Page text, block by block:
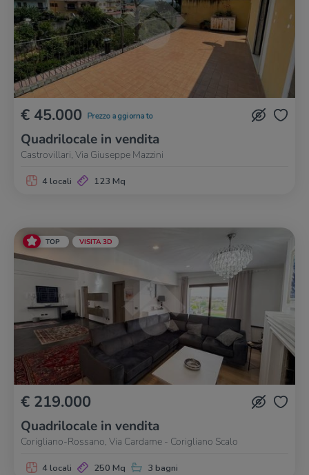
€ 45.000 Prezzo aggiornato
Quadrilocale in vendita
Castrovillari, Via Giuseppe Mazzini
4 locali 123 Mq
TOP VISITA 3D
€ 219.000
Quadrilocale in vendita
Corigliano-Rossano, Via Cardame - Corigliano Scalo
4 locali 250 Mq 3 bagni